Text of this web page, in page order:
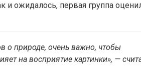
ожидалось, первая группа
о природе, очень важно, чтобы
на восприятие картинки», —